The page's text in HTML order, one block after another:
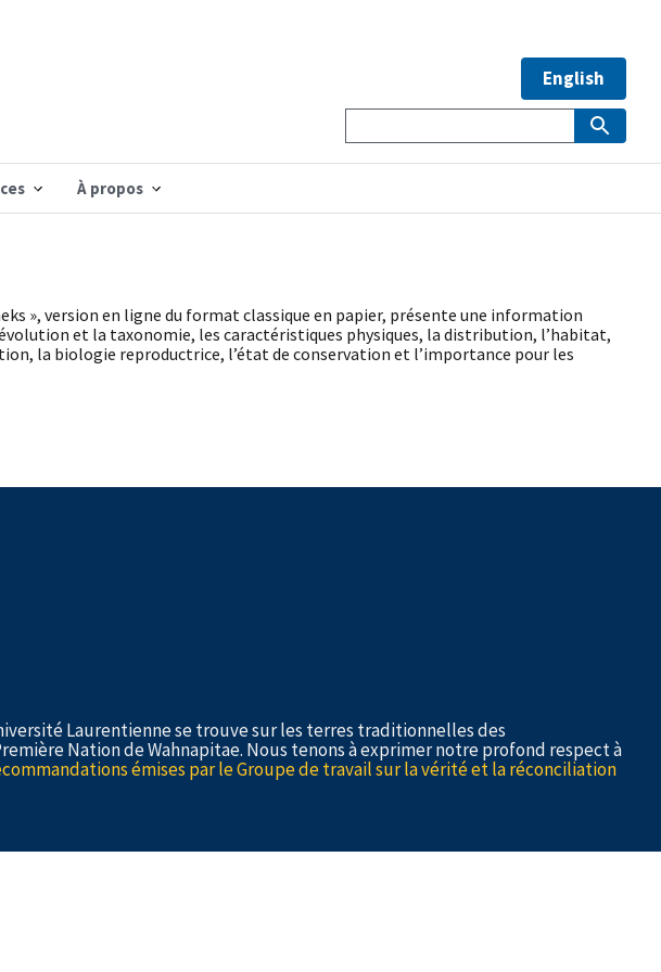
À propos
English
», version en ligne du format classique en papier, présente une information
et la taxonomie, les caractéristiques physiques, la distribution, l’habitat,
la biologie reproductrice, l’état de conservation et l’importance pour les
Laurentienne se trouve sur les terres traditionnelles des
Nation de Wahnapitae. Nous tenons à exprimer notre profond respect à
émises par le Groupe de travail sur la vérité et la réconciliation